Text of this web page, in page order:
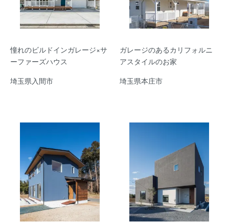
憧れのビルドインガレージ×サ
ーファーズハウス
埼玉県入間市
ガレージのあるカリフォルニ
アスタイルのお家
埼玉県本庄市